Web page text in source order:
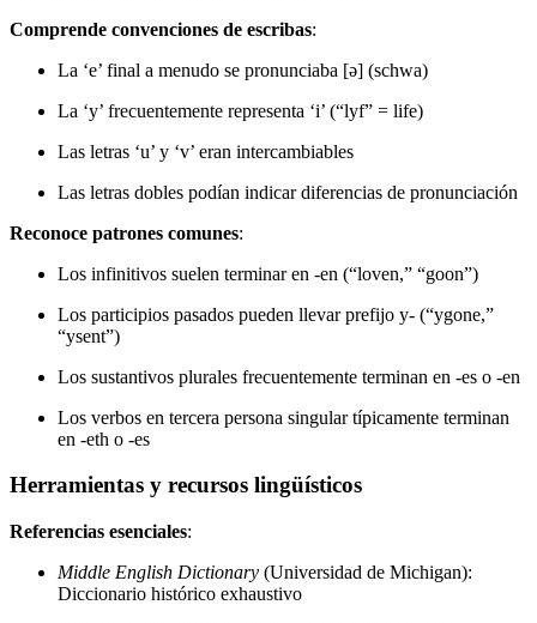
Comprende convenciones de escribas:
La ‘e’ final a menudo se pronunciaba [ə] (schwa)
La ‘y’ frecuentemente representa ‘i’ (“lyf” = life)
Las letras ‘u’ y ‘v’ eran intercambiables
Las letras dobles podían indicar diferencias de pronunciación
Reconoce patrones comunes:
Los infinitivos suelen terminar en -en (“loven,” “goon”)
Los participios pasados pueden llevar prefijo y- (“ygone,”
“ysent”)
Los sustantivos plurales frecuentemente terminan en -es o -en
Los verbos en tercera persona singular típicamente terminan
en -eth o -es
Herramientas y recursos lingüísticos
Referencias esenciales:
Middle English Dictionary (Universidad de Michigan):
Diccionario histórico exhaustivo